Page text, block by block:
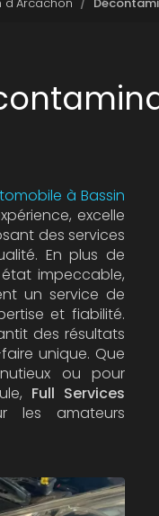
à Bassin
excelle
des services
En plus de
impeccable,
un service de
et fiabilité.
des résultats
unique. Que
ou pour
Full Services
les amateurs